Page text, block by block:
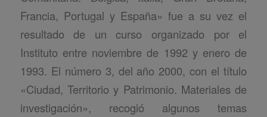
Francia, Portugal y España» fue a su vez el
resultado de un curso organizado por el
Instituto entre noviembre de 1992 y enero de
1993. El número 3, del año 2000, con el título
«Ciudad, Territorio y Patrimonio. Materiales de
investigación», recogió algunos temas